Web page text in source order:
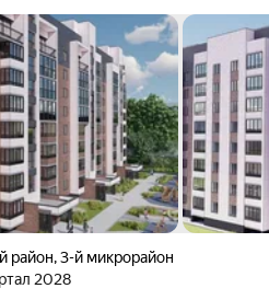
район,3-й микрорайон
2028